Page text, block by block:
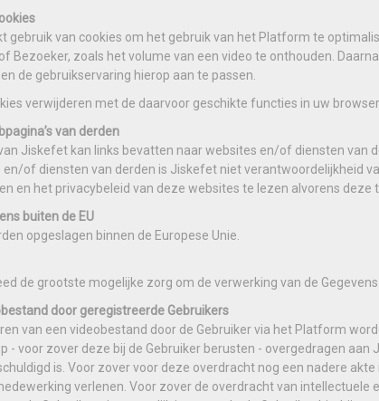
gebruik van cookies om het gebruik van het Platform te
Bezoeker, zoals het volume van een video te onthouden.
de gebruikservaring hierop aan te passen.
verwijderen met de daarvoor geschikte functies in uw browser.
van derden
Jiskefet kan links bevatten naar websites en/of diensten van
en/of diensten van derden is Jiskefet niet verantwoordelijkheid
en het privacybeleid van deze websites te lezen alvorens deze
buiten de EU
opgeslagen binnen de Europese Unie.
de grootste mogelijke zorg om de verwerking van de
door geregistreerde Gebruikers
van een videobestand door de Gebruiker via het Platform
- voor zover deze bij de Gebruiker berusten - overgedragen
is. Voor zover voor deze overdracht nog een nadere
verlenen. Voor zover de overdracht van